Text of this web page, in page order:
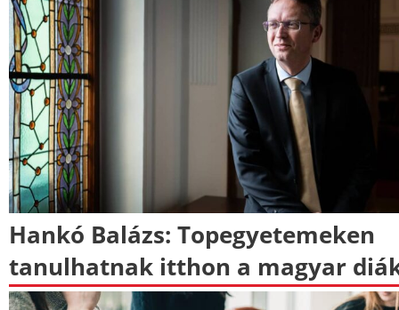
Hankó Balázs: Topegyetemeken
tanulhatnak itthon a magyar